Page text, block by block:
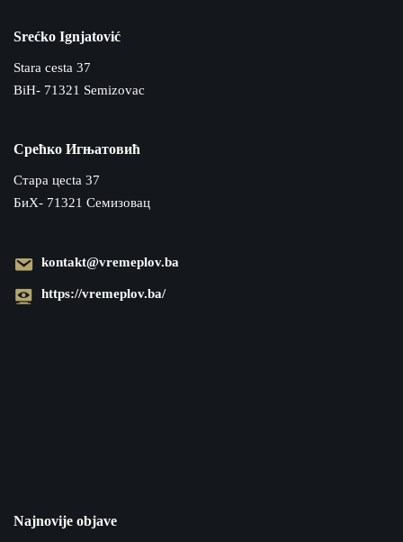
Srećko Ignjatović
Stara cesta 37
BiH- 71321 Semizovac
Срећко Игњатовић
Cтара цecta 37
БиХ- 71321 Семизовац
kontakt@vremeplov.ba
https://vremeplov.ba/
Najnovije objave